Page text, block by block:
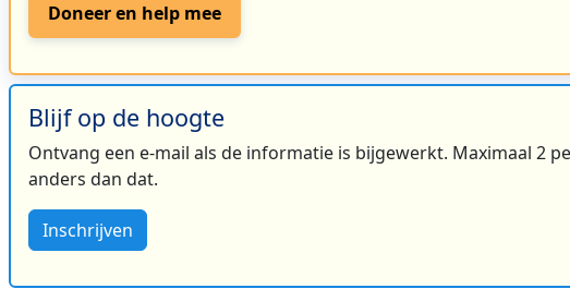
Doneer en help mee
Blijf op de hoogte
Ontvang een e-mail als de informatie is bijgewerkt. Maximaal 2
anders dan dat.
Inschrijven